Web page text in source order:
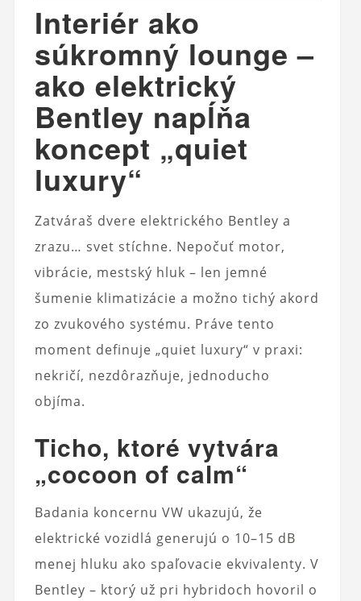
Interiér ako
súkromný lounge –
ako elektrický
Bentley napĺňa
koncept „quiet
luxury“
Zatváraš dvere elektrického Bentley a
zrazu… svet stíchne. Nepočuť motor,
vibrácie, mestský hluk – len jemné
šumenie klimatizácie a možno tichý akord
zo zvukového systému. Práve tento
moment definuje „quiet luxury“ v praxi:
nekričí, nezdôrazňuje, jednoducho
objíma.
Ticho, ktoré vytvára
„cocoon of calm“
Badania koncernu VW ukazujú, že
elektrické vozidlá generujú o 10–15 dB
menej hluku ako spaľovacie ekvivalenty. V
Bentley – ktorý už pri hybridoch hovoril o